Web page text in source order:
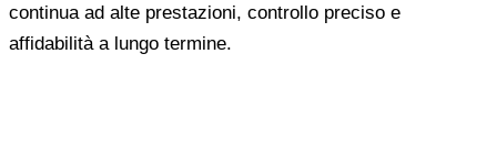
continua ad alte prestazioni, controllo preciso e
affidabilità a lungo termine.